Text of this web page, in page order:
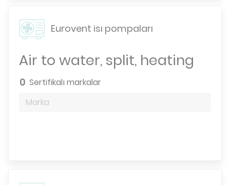
Eurovent isı pompaları
Air to water, split, heating
0 Sertifikalı markalar
Marka